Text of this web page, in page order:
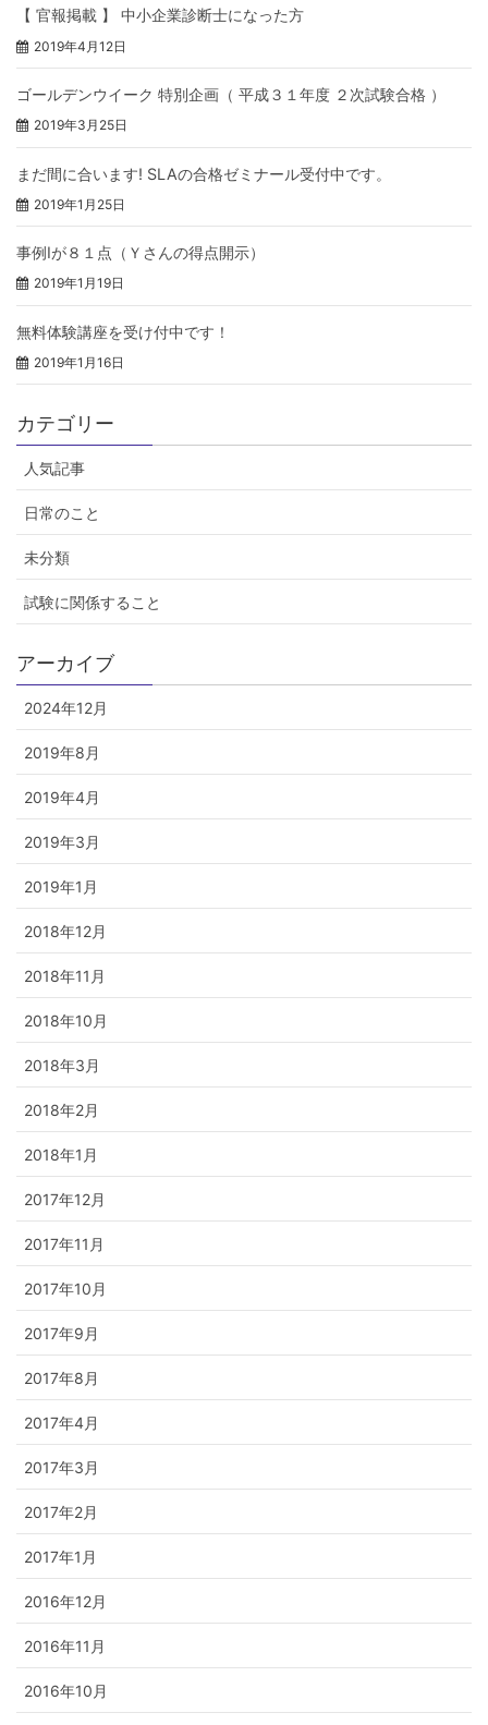
【 官報掲載 】 中小企業診断士になった方
2019年4月12日
ゴールデンウイーク 特別企画（ 平成３１年度 ２次試験合格 ）
2019年3月25日
まだ間に合います! SLAの合格ゼミナール受付中です。
2019年1月25日
事例Ⅰが８１点（Ｙさんの得点開示）
2019年1月19日
無料体験講座を受け付中です！
2019年1月16日
カテゴリー
人気記事
日常のこと
未分類
試験に関係すること
アーカイブ
2024年12月
2019年8月
2019年4月
2019年3月
2019年1月
2018年12月
2018年11月
2018年10月
2018年3月
2018年2月
2018年1月
2017年12月
2017年11月
2017年10月
2017年9月
2017年8月
2017年4月
2017年3月
2017年2月
2017年1月
2016年12月
2016年11月
2016年10月